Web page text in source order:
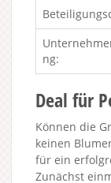
ng:
Deal für
Können die
keinen
für ein
Zunächst